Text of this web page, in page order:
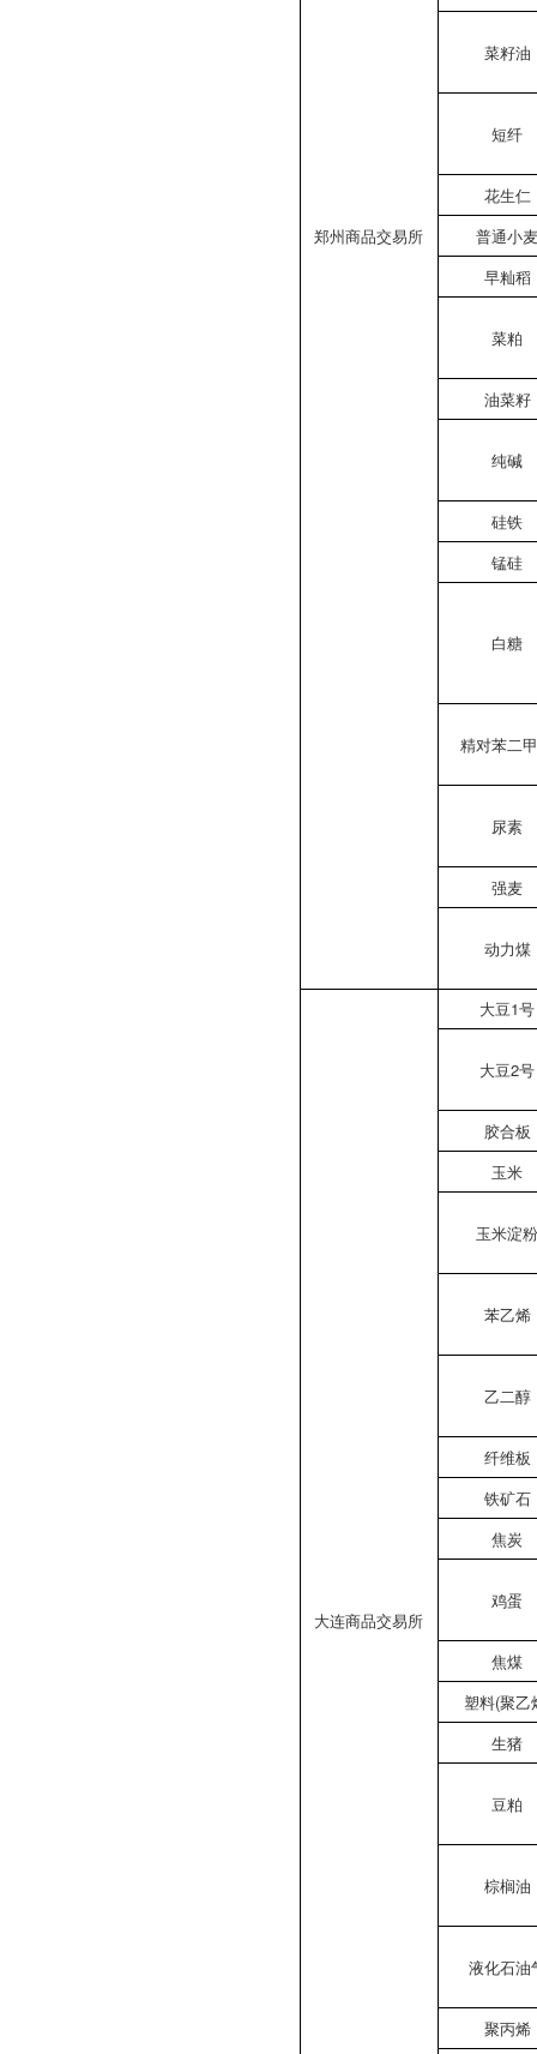
郑州商品交易所
菜籽油
短纤
花生仁
普通小
早籼稻
菜粕
油菜籽
纯碱
硅铁
锰硅
白糖
精对苯二
尿素
强麦
动力煤
大连商品交易所
大豆1号
大豆2号
胶合板
玉米
玉米淀
苯乙烯
乙二醇
纤维板
铁矿石
焦炭
鸡蛋
焦煤
塑料(聚乙
生猪
豆粕
棕榈油
液化石油
聚丙烯